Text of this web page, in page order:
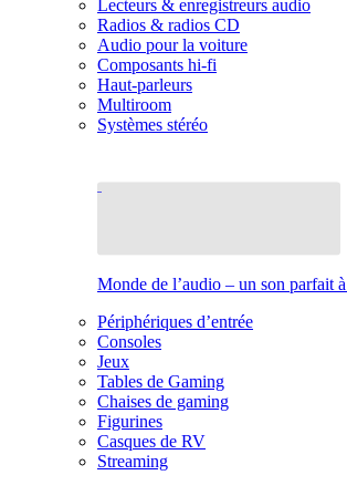
Lecteurs & enregistreurs audio
Radios & radios CD
Audio pour la voiture
Composants hi-fi
Haut-parleurs
Multiroom
Systèmes stéréo
Monde de l’audio – un son parfait
Périphériques d’entrée
Consoles
Jeux
Tables de Gaming
Chaises de gaming
Figurines
Casques de RV
Streaming